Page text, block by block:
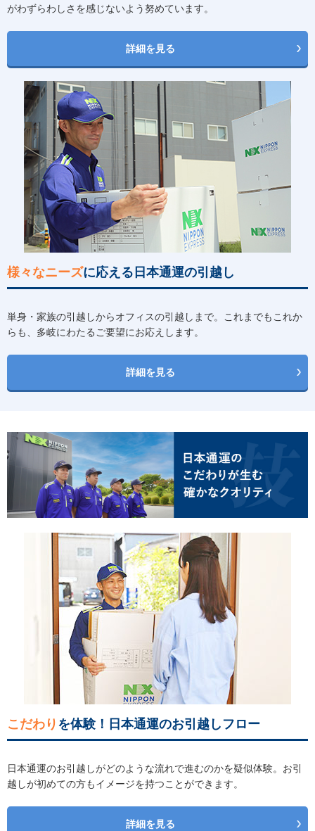
がわずらわしさを感じないよう努めています。
詳細を見る
様々なニーズに応える日本通運の引越し
単身・家族の引越しからオフィスの引越しまで。これまでもこれか
らも、多岐にわたるご要望にお応えします。
詳細を見る
こだわり を体験！日本通運のお引越しフロー
日本通運のお引越しがどのような流れで進むのかを疑似体験。お引
越しが初めての方もイメージを持つことができます。
詳細を見る